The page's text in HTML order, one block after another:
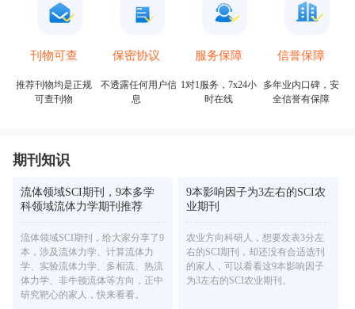
刊物可查
推荐刊物均是正规
可查刊物
保密协议
不透露任何用户信
息
服务保障
1对1服务，7x24小
时在线
信誉保障
多年业内口碑，安
全信誉有保障
期刊知识
流体领域SCI期刊，9本多学
科领域流体力学期刊推荐
流体领域SCI期刊，给大家分享了9
本，涉及流体力学、计算流体力
学、实验流体力学、多相流、热流
体力学、非牛顿流体等方向，正中
研究靶心的家人，快来看看。
9本影响因子为3左右的SCI农
业期刊
农业方向科研人，想要发表3分左
右的SCI期刊，却还没有合适选刊
的家人，可以看看这9本影响因子
为3左右的SCI农业期刊。